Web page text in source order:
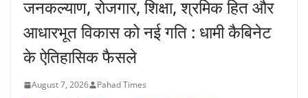
जनकल्याण, रोजगार, शिक्षा, श्रमिक हित और
आधारभूत विकास को नई गति : धामी कैबिनेट
के ऐतिहासिक फैसले
August 7, 2026 Pahad Times